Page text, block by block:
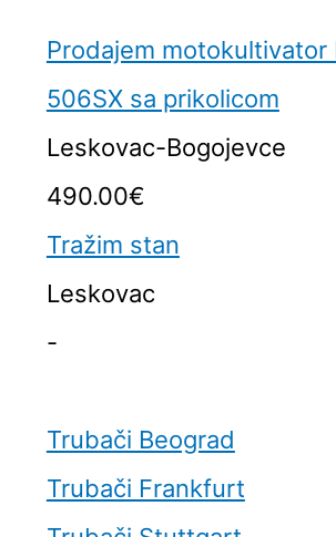
Prodajem motokultivator
506SX sa prikolicom
Leskovac-Bogojevce
490.00€
Tražim stan
Leskovac
-
Trubači Beograd
Trubači Frankfurt